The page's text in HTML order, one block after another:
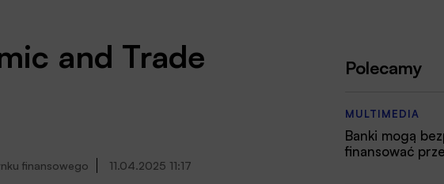
and Trade
finansowego 11.04.2025 11:17
Polecamy
MULTIMEDIA
Banki mogą
finansować